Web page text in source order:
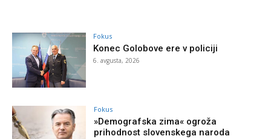
Fokus
Konec Golobove ere v policiji
6. avgusta, 2026
Fokus
»Demografska zima« ogroža
prihodnost slovenskega naroda